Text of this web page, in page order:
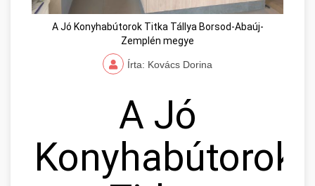
A Jó Konyhabútorok Titka Tállya Borsod-Abaúj-
Zemplén megye
Írta: Kovács Dorina
A Jó
Konyhabútorok